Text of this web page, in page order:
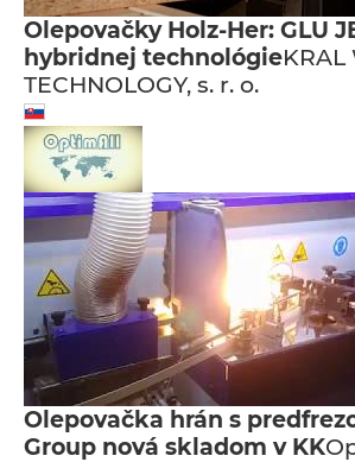
Olepovačky Holz-Her: GLU
hybridnej technológieKRAL
TECHNOLOGY, s. r. o.
Olepovačka hrán s
Group nová skladom v KK